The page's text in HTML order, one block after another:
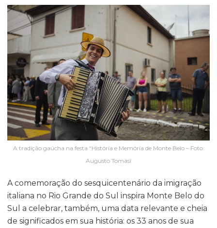
A tradição gaúcha na festa “História e Memória de Monte Belo – Foto:
Augusto Tomasi
A comemoração do sesquicentenário da imigração
italiana no Rio Grande do Sul inspira Monte Belo do
Sul a celebrar, também, uma data relevante e cheia
de significados em sua história: os 33 anos de sua